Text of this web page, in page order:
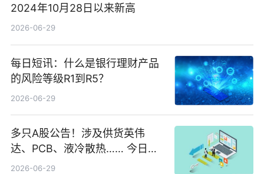
2024年10月28日以来新高
2026-06-29
每日短讯：什么是银行理财产品
的风险等级R1到R5？
2026-06-29
多只A股公告！涉及供货英伟
达、PCB、液冷散热…… 今日快
讯
2026-06-29